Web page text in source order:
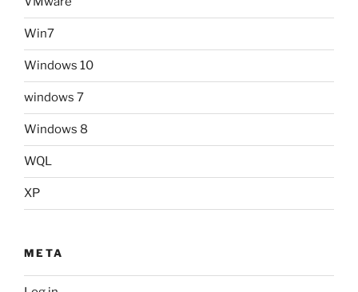
Win7
Windows 10
windows 7
Windows 8
WQL
XP
META